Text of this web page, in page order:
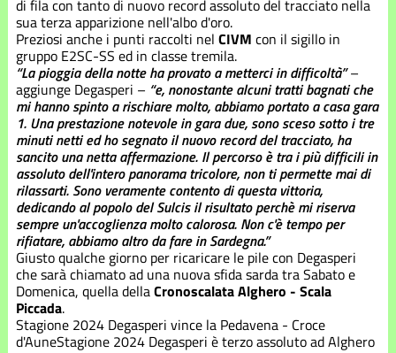
di fila con tanto di nuovo record assoluto del tracciato nella
sua terza apparizione nell'albo d'oro.
Preziosi anche i punti raccolti nel CIVM con il sigillo in
gruppo E2SC-SS ed in classe tremila.
“La pioggia della notte ha provato a metterci in difficoltà”–
aggiunge Degasperi – “e, nonostante alcuni tratti bagnati che
mi hanno spinto a rischiare molto, abbiamo portato a casa gara
1. Una prestazione notevole in gara due, sono sceso sotto i tre
minuti netti ed ho segnato il nuovo record del tracciato, ha
sancito una netta affermazione. Il percorso è tra i più difficili in
assoluto dell'intero panorama tricolore, non ti permette mai di
rilassarti. Sono veramente contento di questa vittoria,
dedicando al popolo del Sulcis il risultato perchè mi riserva
sempre un'accoglienza molto calorosa. Non c'è tempo per
rifiatare, abbiamo altro da fare in Sardegna.”
Giusto qualche giorno per ricaricare le pile con Degasperi
che sarà chiamato ad una nuova sfida sarda tra Sabato e
Domenica, quella dellaCronoscalata Alghero - Scala
Piccada.
Stagione 2024 Degasperi vince la Pedavena - Croce
d'AuneStagione 2024 Degasperi è terzo assoluto ad Alghero